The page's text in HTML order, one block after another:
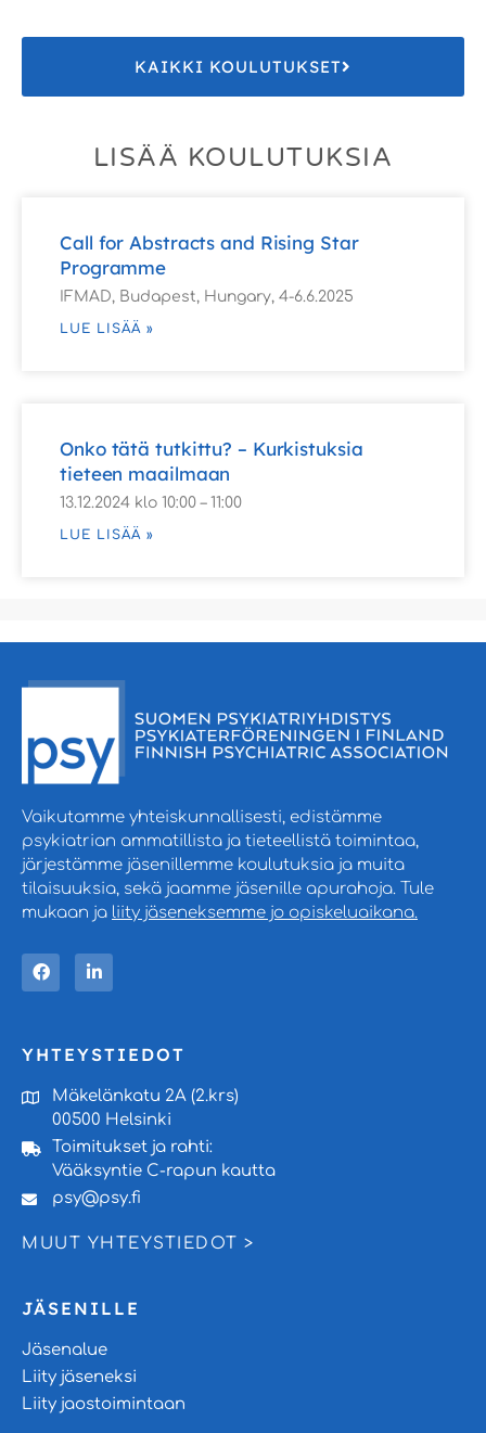
KAIKKI KOULUTUKSET
LISÄÄ KOULUTUKSIA
Call for Abstracts and Rising Star
Programme
IFMAD, Budapest, Hungary, 4-6.6.2025
LUE LISÄÄ »
Onko tätä tutkittu? – Kurkistuksia
tieteen maailmaan
13.12.2024 klo 10:00 – 11:00
LUE LISÄÄ »
Vaikutamme yhteiskunnallisesti, edistämme
psykiatrian ammatillista ja tieteellistä toimintaa,
järjestämme jäsenillemme koulutuksia ja muita
tilaisuuksia, sekä jaamme jäsenille apurahoja. Tule
mukaan ja liity jäseneksemme jo opiskeluaikana.
YHTEYSTIEDOT
Mäkelänkatu 2A (2.krs)
00500 Helsinki
Toimitukset ja rahti:
Vääksyntie C-rapun kautta
psy@psy.fi
MUUT YHTEYSTIEDOT >
JÄSENILLE
Jäsenalue
Liity jäseneksi
Liity jaostoimintaan